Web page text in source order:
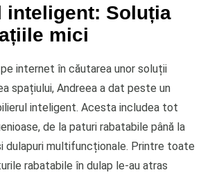
inteligent: Soluția
mici
internet în căutarea unor soluții
spațiului, Andreea a dat peste un
inteligent. Acesta includea tot
de la paturi rabatabile până la
dulapuri multifuncționale. Printre toate
rabatabile în dulap le-au atras